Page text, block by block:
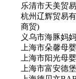
乐清市天美贸
杭州辽辉贸易
商贸)
义乌市海豚妈
上海市朵馨母
上海市阳光母
上海市富安德